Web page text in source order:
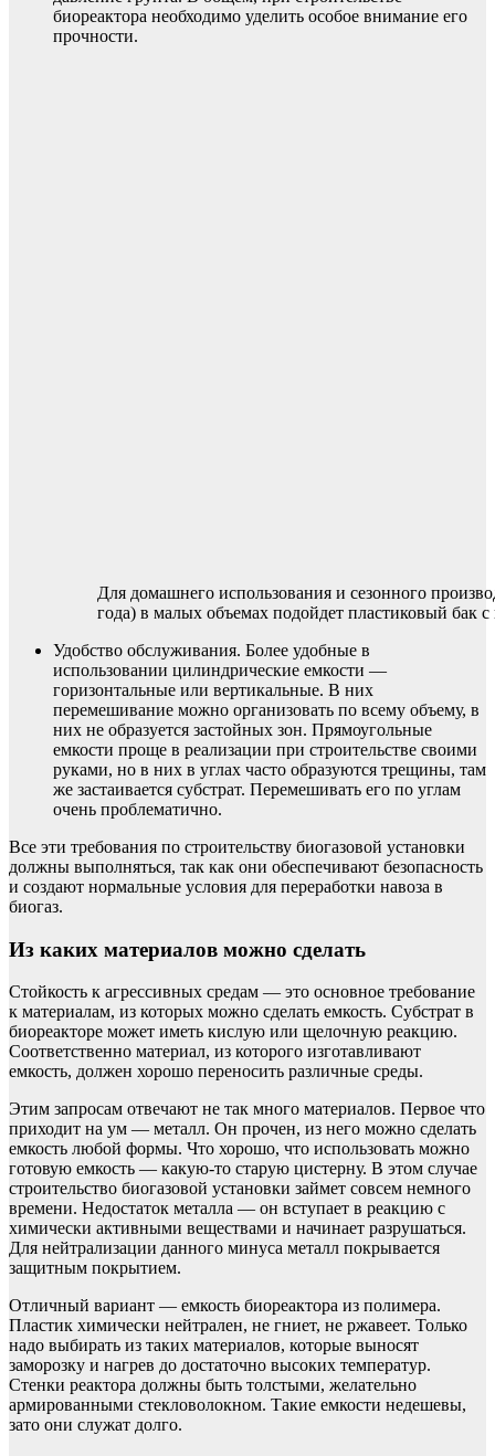
биореактора необходимо уделить особое внимание его
прочности.
Для домашнего использования и сезонного
года) в малых объемах подойдет пластиковый бак
Удобство обслуживания. Более удобные в
использовании цилиндрические емкости —
горизонтальные или вертикальные. В них
перемешивание можно организовать по всему объему, в
них не образуется застойных зон. Прямоугольные
емкости проще в реализации при строительстве своими
руками, но в них в углах часто образуются трещины, там
же застаивается субстрат. Перемешивать его по углам
очень проблематично.
Все эти требования по строительству биогазовой установки
должны выполняться, так как они обеспечивают безопасность
и создают нормальные условия для переработки навоза в
биогаз.
Из каких материалов можно сделать
Стойкость к агрессивных средам — это основное требование
к материалам, из которых можно сделать емкость. Субстрат в
биореакторе может иметь кислую или щелочную реакцию.
Соответственно материал, из которого изготавливают
емкость, должен хорошо переносить различные среды.
Этим запросам отвечают не так много материалов. Первое что
приходит на ум — металл. Он прочен, из него можно сделать
емкость любой формы. Что хорошо, что использовать можно
готовую емкость — какую-то старую цистерну. В этом случае
строительство биогазовой установки займет совсем немного
времени. Недостаток металла — он вступает в реакцию с
химически активными веществами и начинает разрушаться.
Для нейтрализации данного минуса металл покрывается
защитным покрытием.
Отличный вариант — емкость биореактора из полимера.
Пластик химически нейтрален, не гниет, не ржавеет. Только
надо выбирать из таких материалов, которые выносят
заморозку и нагрев до достаточно высоких температур.
Стенки реактора должны быть толстыми, желательно
армированными стекловолокном. Такие емкости недешевы,
зато они служат долго.